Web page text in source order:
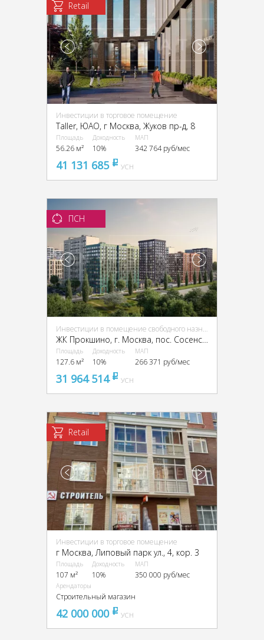
Retail
Инвестиции в торговое помещение
Taller, ЮАО, г Москва, Жуков пр-д, 8
Площадь
56.26 м²
Доходность
10%
МАП
342 764 руб/мес
41 131 685 pуб
УСН
ПСН
Инвестиции в помещение свободного назначения (ПСН)
Площадь
127.6 м²
Доходность
10%
МАП
266 371 руб/мес
31 964 514 pуб
УСН
Retail
Инвестиции в торговое помещение
г Москва, Липовый парк ул., 4, кор. 3
Площадь
107 м²
Доходность
10%
МАП
350 000 руб/мес
Арендаторы
Строительный магазин
42 000 000 pуб
УСН